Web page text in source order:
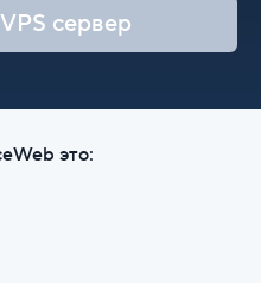
сервер
это: